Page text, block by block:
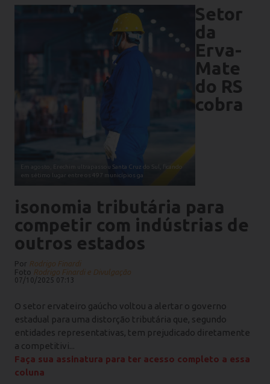
Em agosto, Erechim ultrapassou Santa Cruz do Sul, ficando
em sétimo lugar entre os 497 municípios ga
Setor
da
Erva-
Mate
do RS
cobra
isonomia tributária para
competir com indústrias de
outros estados
Por Rodrigo Finardi
Foto Rodrigo Finardi e Divulgação
07/10/2025 07:13
O setor ervateiro gaúcho voltou a alertar o governo
estadual para uma distorção tributária que, segundo
entidades representativas, tem prejudicado diretamente
a competitivi...
Faça sua assinatura para ter acesso completo a essa
coluna